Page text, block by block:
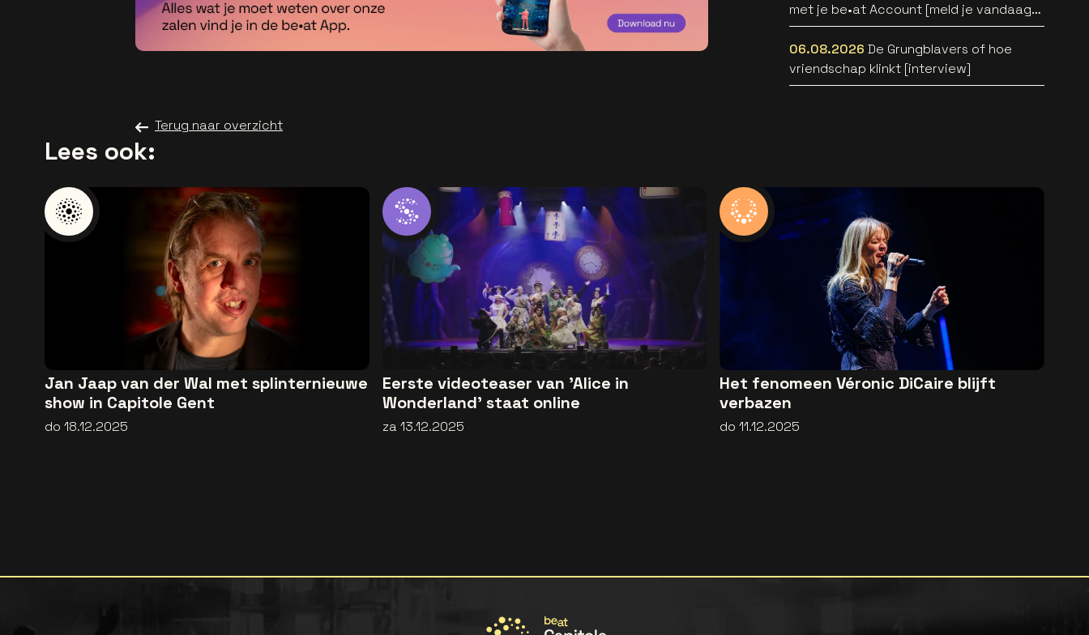
Terug naar overzicht
met je be•at Account [meld je vandaag
aan]
06.08.2026 De Grungblavers of hoe
vriendschap klinkt [interview]
Lees ook:
Jan Jaap van der Wal met splinternieuwe
show in Capitole Gent
do 18.12.2025
Eerste videoteaser van 'Alice in
Wonderland' staat online
za 13.12.2025
Het fenomeen Véronic DiCaire blijft
verbazen
do 11.12.2025